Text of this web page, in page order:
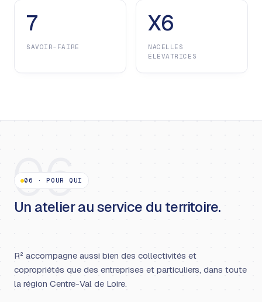
7
SAVOIR-FAIRE
X6
NACELLES
ÉLÉVATRICES
06
06 ·POUR QUI
Un atelier au service du territoire.
R² accompagne aussi bien des collectivités et
copropriétés que des entreprises et particuliers, dans toute
la région Centre-Val de Loire.